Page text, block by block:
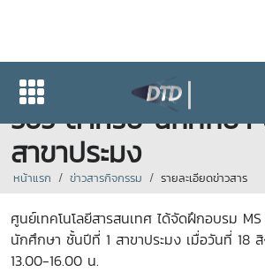
โครงการฝึกอบรม
365 สำหรับ นักศึกษา
สาขาประมง
หน้าแรก ข่าวสารกิจกรรม รายละเอียดข่าวสาร
ศูนย์เทคโนโลยีสารสนเทศ ได้จัดฝึกอบรม
นักศึกษา ชั้นปีที่ 1 สาขาประมง เมื่อวันที่ 18
13.00-16.00 น.